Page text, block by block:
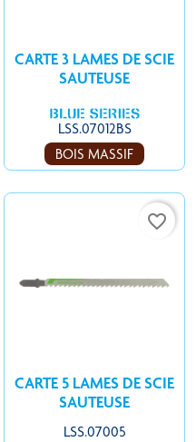
CARTE 3 LAMES DE SCIE
SAUTEUSE
LSS.07012BS
BOIS MASSIF
favorite_border
CARTE 5 LAMES DE SCIE
SAUTEUSE
LSS.07005